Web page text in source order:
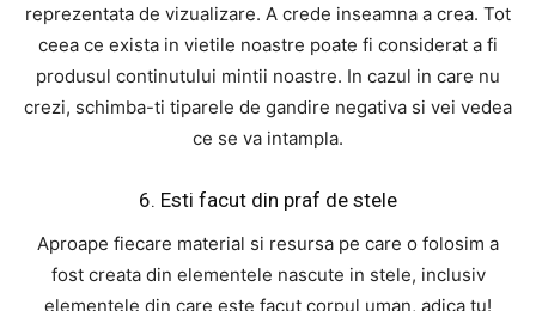
reprezentata de vizualizare. A crede inseamna a crea. Tot
ceea ce exista in vietile noastre poate fi considerat a fi
produsul continutului mintii noastre. In cazul in care nu
crezi, schimba-ti tiparele de gandire negativa si vei vedea
ce se va intampla.
6. Esti facut din praf de stele
Aproape fiecare material si resursa pe care o folosim a
fost creata din elementele nascute in stele, inclusiv
elementele din care este facut corpul uman, adica tu!